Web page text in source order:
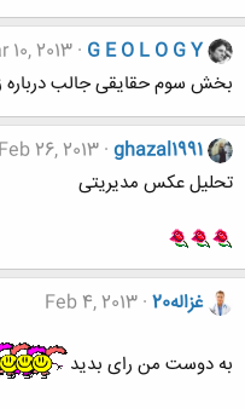
G E O L O G Y
10, 2013
بخش سوم حقایقی جالب درباره
ghazal1991
Feb 26, 2013
تحلیل عکس مدیریتی
غزاله20 Feb 4, 2013
به دوست من رای بدید